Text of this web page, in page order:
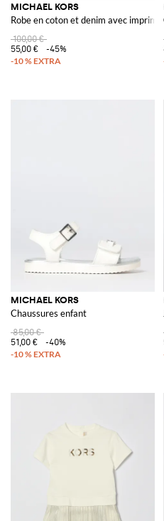
MICHAEL KORS
Robe en coton et denim avec
100,00 €
55,00 €
-45%
MICHAEL KORS
Chaussures enfant
85,00 €
51,00 €
-40%